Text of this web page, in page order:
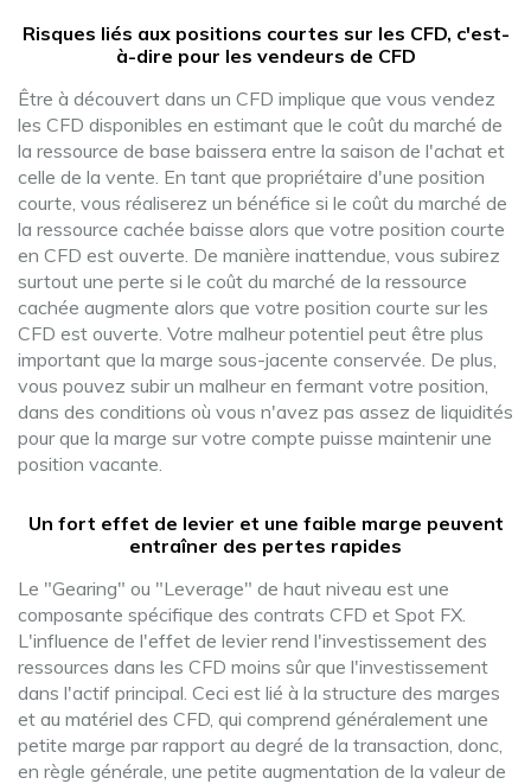
Risques liés aux positions courtes sur les CFD, c'est-
à-dire pour les vendeurs de CFD
Être à découvert dans un CFD implique que vous vendez
les CFD disponibles en estimant que le coût du marché de
la ressource de base baissera entre la saison de l'achat et
celle de la vente. En tant que propriétaire d'une position
courte, vous réaliserez un bénéfice si le coût du marché de
la ressource cachée baisse alors que votre position courte
en CFD est ouverte. De manière inattendue, vous subirez
surtout une perte si le coût du marché de la ressource
cachée augmente alors que votre position courte sur les
CFD est ouverte. Votre malheur potentiel peut être plus
important que la marge sous-jacente conservée. De plus,
vous pouvez subir un malheur en fermant votre position,
dans des conditions où vous n'avez pas assez de liquidités
pour que la marge sur votre compte puisse maintenir une
position vacante.
Un fort effet de levier et une faible marge peuvent
entraîner des pertes rapides
Le "Gearing" ou "Leverage" de haut niveau est une
composante spécifique des contrats CFD et Spot FX.
L'influence de l'effet de levier rend l'investissement des
ressources dans les CFD moins sûr que l'investissement
dans l'actif principal. Ceci est lié à la structure des marges
et au matériel des CFD, qui comprend généralement une
petite marge par rapport au degré de la transaction, donc,
en règle générale, une petite augmentation de la valeur de